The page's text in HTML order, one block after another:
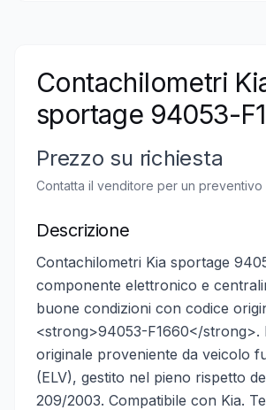
Contachilometri
sportage 94053-
Prezzo su richiesta
Contatta il venditore per un preventivo
Descrizione
Contachilometri Kia sportage
componente elettronico e
buone condizioni con codice
<strong>94053-F1660</strong>.
originale proveniente da veicolo
(ELV), gestito nel pieno rispetto
209/2003. Compatibile con Kia.